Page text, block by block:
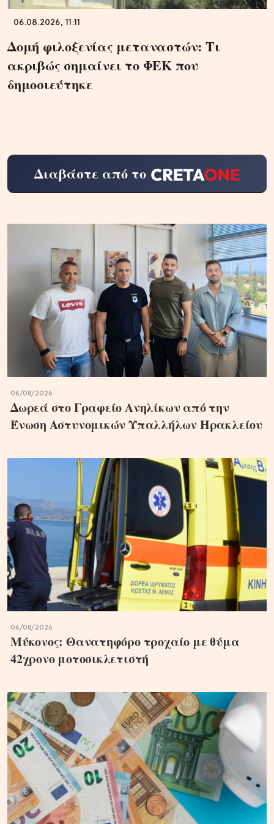
06.08.2026, 11:11
Δομή φιλοξενίας μεταναστών: Τι
ακριβώς σημαίνει το ΦΕΚ που
δημοσιεύτηκε
Διαβάστε από το
06/08/2026
Δωρεά στο Γραφείο Ανηλίκων από την
Ένωση Αστυνομικών Υπαλλήλων Ηρακλείου
06/08/2026
Μύκονος: Θανατηφόρο τροχαίο με θύμα
42χρονο μοτοσικλετιστή